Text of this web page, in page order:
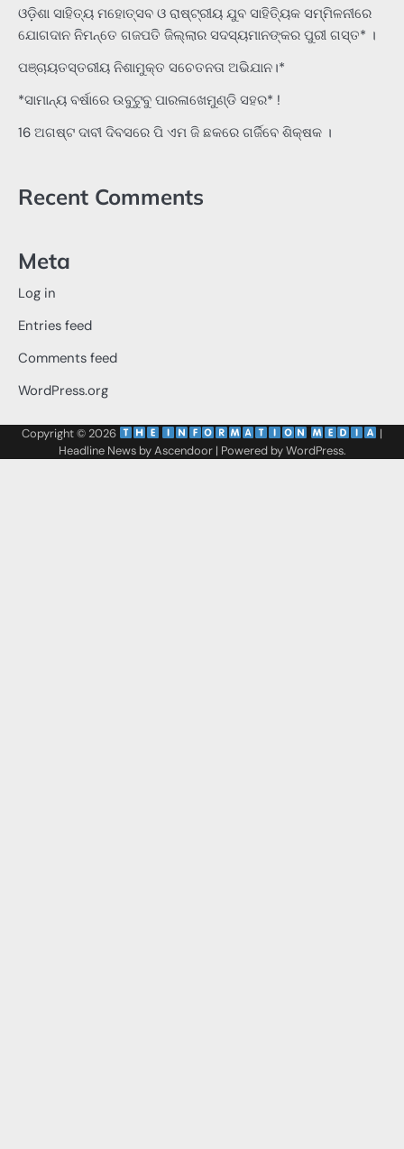
ଓଡ଼ିଶା ସାହିତ୍ୟ ମହୋତ୍ସବ ଓ ରାଷ୍ଟ୍ରୀୟ ଯୁବ ସାହିତ୍ୟିକ ସମ୍ମିଳନୀରେ
ଯୋଗଦାନ ନିମନ୍ତେ ଗଜପତି ଜିଲ୍ଲାର ସଦସ୍ୟମାନଙ୍କର ପୁରୀ ଗସ୍ତ* ।
ପଞ୍ଚାୟତସ୍ତରୀୟ ନିଶାମୁକ୍ତ ସଚେତନତା ଅଭିଯାନ।*
*ସାମାନ୍ୟ ବର୍ଷାରେ ଉବୁଟୁବୁ ପାରଳାଖେମୁଣ୍ଡି ସହର* !
16 ଅଗଷ୍ଟ ଦାବୀ ଦିବସରେ ପି ଏମ ଜି ଛକରେ ଗର୍ଜିବେ ଶିକ୍ଷକ ।
Recent Comments
Meta
Log in
Entries feed
Comments feed
WordPress.org
Copyright © 2026
|
Headline News byAscendoor| Powered byWordPress.